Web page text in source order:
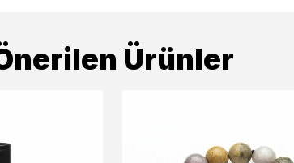
Ürünler